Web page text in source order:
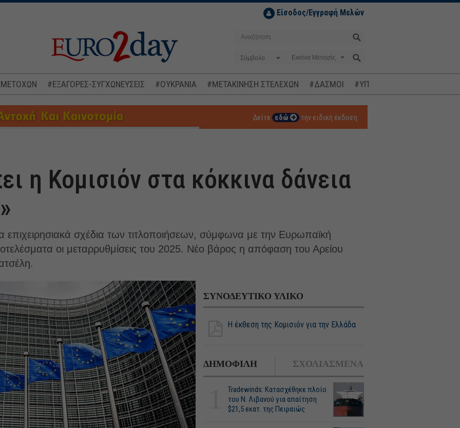
Είσοδος/Εγγραφή Μελών
Σύμβολο
ΜΕΤΟΧΩΝ #ΕΞΑΓΟΡΕΣ-ΣΥΓΧΩΝΕΥΣΕΙΣ #ΟΥΚΡΑΝΙΑ #ΜΕΤΑΚΙΝΗΣΗ ΣΤΕΛΕΧΩΝ #ΔΑΣΜΟΙ #ΥΠΟΚΛΟΠΕΣ
Δείτε εδώ την ειδική έκδοση
η Κομισιόν στα κόκκινα δάνεια
επιχειρησιακά σχέδια των τιτλοποιήσεων, σύμφωνα με την Ευρωπαϊκή
οι μεταρρυθμίσεις του 2025. Νέο βάρος η απόφαση του Αρείου
ΣΥΝΟΔΕΥΤΙΚΟ ΥΛΙΚΟ
Η έκθεση της Κομισιόν για την Ελλάδα
ΔΗΜΟΦΙΛΗ ΣΧΟΛΙΑΣΜΕΝΑ
Tradewinds: Κατασχέθηκε πλοίο
του Ν. Λιβανού για απαίτηση
$21,5 εκατ. της Πειραιώς